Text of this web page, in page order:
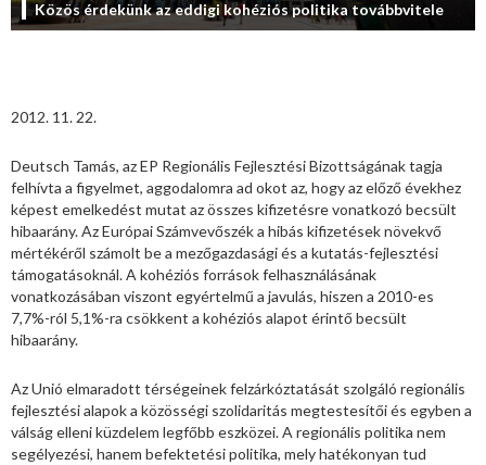
Közös érdekünk az eddigi kohéziós politika továbbvitele
2012. 11. 22.
Deutsch Tamás, az EP Regionális Fejlesztési Bizottságának tagja
felhívta a figyelmet, aggodalomra ad okot az, hogy az előző évekhez
képest emelkedést mutat az összes kifizetésre vonatkozó becsült
hibaarány. Az Európai Számvevőszék a hibás kifizetések növekvő
mértékéről számolt be a mezőgazdasági és a kutatás-fejlesztési
támogatásoknál. A kohéziós források felhasználásának
vonatkozásában viszont egyértelmű a javulás, hiszen a 2010-es
7,7%-ról 5,1%-ra csökkent a kohéziós alapot érintő becsült
hibaarány.
Az Unió elmaradott térségeinek felzárkóztatását szolgáló regionális
fejlesztési alapok a közösségi szolidaritás megtestesítői és egyben a
válság elleni küzdelem legfőbb eszközei. A regionális politika nem
segélyezési, hanem befektetési politika, mely hatékonyan tud